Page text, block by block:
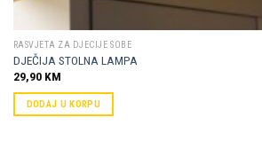
RASVJETA ZA DJECIJE SOBE
DJEČIJA STOLNA LAMPA
29,90 KM
DODAJ U KORPU